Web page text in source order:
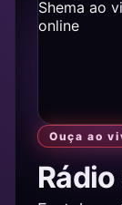
Ouça ao